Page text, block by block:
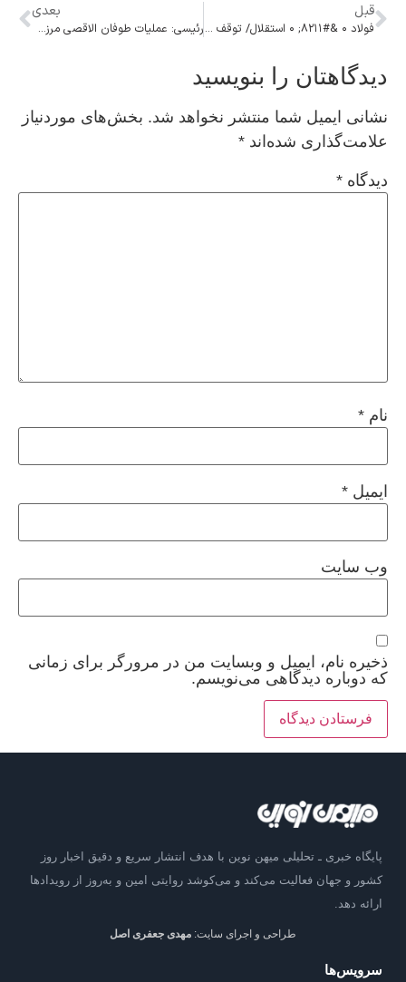
قبل
فولاد ۰ &#۸۲۱۱; ۰ استقلال/ توقف استقلال مقابل فولاد در شب باران پرتاب اشیا
بعدی
رئیسی: عملیات طوفان الاقصی مرزهای منظومه مقاومت را از منطقه به کل جهان گسترش داد
دیدگاهتان را بنویسید
نشانی ایمیل شما منتشر نخواهد شد. بخش‌های موردنیاز
علامت‌گذاری شده‌اند *
دیدگاه *
نام *
ایمیل *
وب‌ سایت
ذخیره نام، ایمیل و وبسایت من در مرورگر برای زمانی
که دوباره دیدگاهی می‌نویسم.
پایگاه خبری ـ تحلیلی میهن نوین با هدف انتشار سریع و دقیق اخبار روز
کشور و جهان فعالیت می‌کند و می‌کوشد روایتی امین و به‌روز از رویدادها
ارائه دهد.
طراحی و اجرای سایت: مهدی جعفری اصل
سرویس‌ها